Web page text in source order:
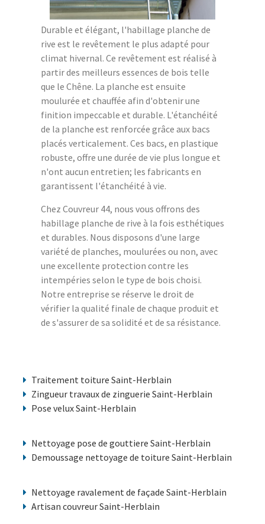
Durable et élégant, l'habillage planche de
rive est le revêtement le plus adapté pour
climat hivernal. Ce revêtement est réalisé à
partir des meilleurs essences de bois telle
que le Chêne. La planche est ensuite
moulurée et chauffée afin d'obtenir une
finition impeccable et durable. L'étanchéité
de la planche est renforcée grâce aux bacs
placés verticalement. Ces bacs, en plastique
robuste, offre une durée de vie plus longue et
n'ont aucun entretien; les fabricants en
garantissent l'étanchéité à vie.
Chez Couvreur 44, nous vous offrons des
habillage planche de rive à la fois esthétiques
et durables. Nous disposons d'une large
variété de planches, moulurées ou non, avec
une excellente protection contre les
intempéries selon le type de bois choisi.
Notre entreprise se réserve le droit de
vérifier la qualité finale de chaque produit et
de s'assurer de sa solidité et de sa résistance.
Traitement toiture Saint-Herblain
Zingueur travaux de zinguerie Saint-Herblain
Pose velux Saint-Herblain
Nettoyage pose de gouttiere Saint-Herblain
Demoussage nettoyage de toiture Saint-Herblain
Nettoyage ravalement de façade Saint-Herblain
Artisan couvreur Saint-Herblain